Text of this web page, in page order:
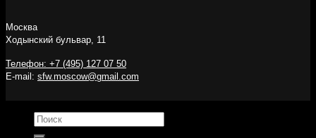
Москва
Ходынский бульвар, 11
Телефон: +7 (495) 127 07 50
E-mail: sfw.moscow@gmail.com
Искать: